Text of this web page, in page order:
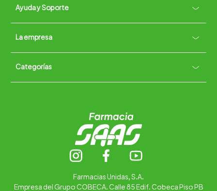
Ayuda y Soporte +
Contacto vía WhatsApp
Términos y condiciones
La empresa +
Quiénes somos
Trabaja con nosotros
Categorías +
Farmacias Unidas, S.A.
Empresa del Grupo COBECA. Calle 85 Edif. Cobeca Piso PB